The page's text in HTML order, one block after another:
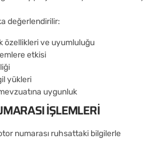
değerlendirilir:
özellikleri ve uyumluluğu
etkisi
yükleri
uygunluk
IŞLEMLERI
numarası ruhsattaki bilgilerle